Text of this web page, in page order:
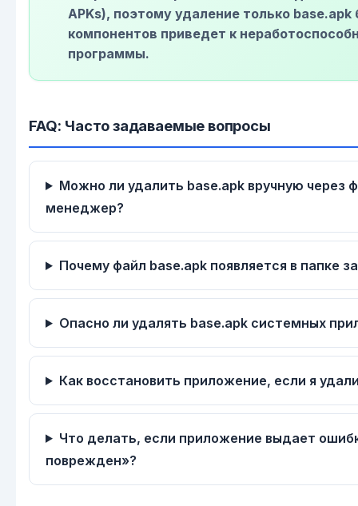
APKs), поэтому удаление только base.apk
компонентов приведет к
программы.
FAQ: Часто задаваемые вопросы
Можно ли удалить base.apk вручную через
менеджер?
Почему файл base.apk появляется в папке
Опасно ли удалять base.apk системных
Как восстановить приложение, если я
Что делать, если приложение выдает
поврежден»?